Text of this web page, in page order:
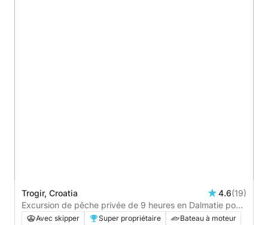
Trogir, Croatia 4.6(19)
Excursion de pêche privée de 9 heures en Dalmatie pour
4 personnes
Avec skipper Super propriétaire
Bateau à moteur